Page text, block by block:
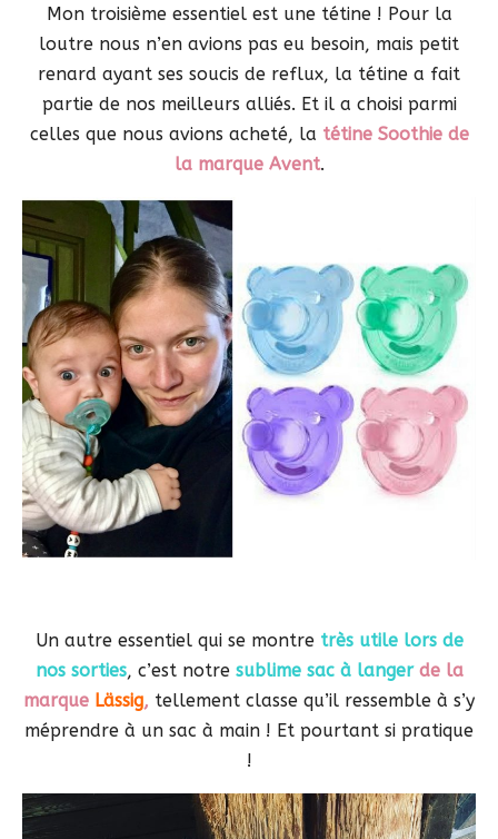
Mon troisième essentiel est une tétine ! Pour la
loutre nous n’en avions pas eu besoin, mais petit
renard ayant ses soucis de reflux, la tétine a fait
partie de nos meilleurs alliés. Et il a choisi parmi
celles que nous avions acheté, la tétine Soothie de
la marque Avent.
Un autre essentiel qui se montre très utile lors de
nos sorties, c’est notre sublime sac à langerde la
marque Lässig, tellement classe qu’il ressemble à s’y
méprendre à un sac à main ! Et pourtant si pratique
!